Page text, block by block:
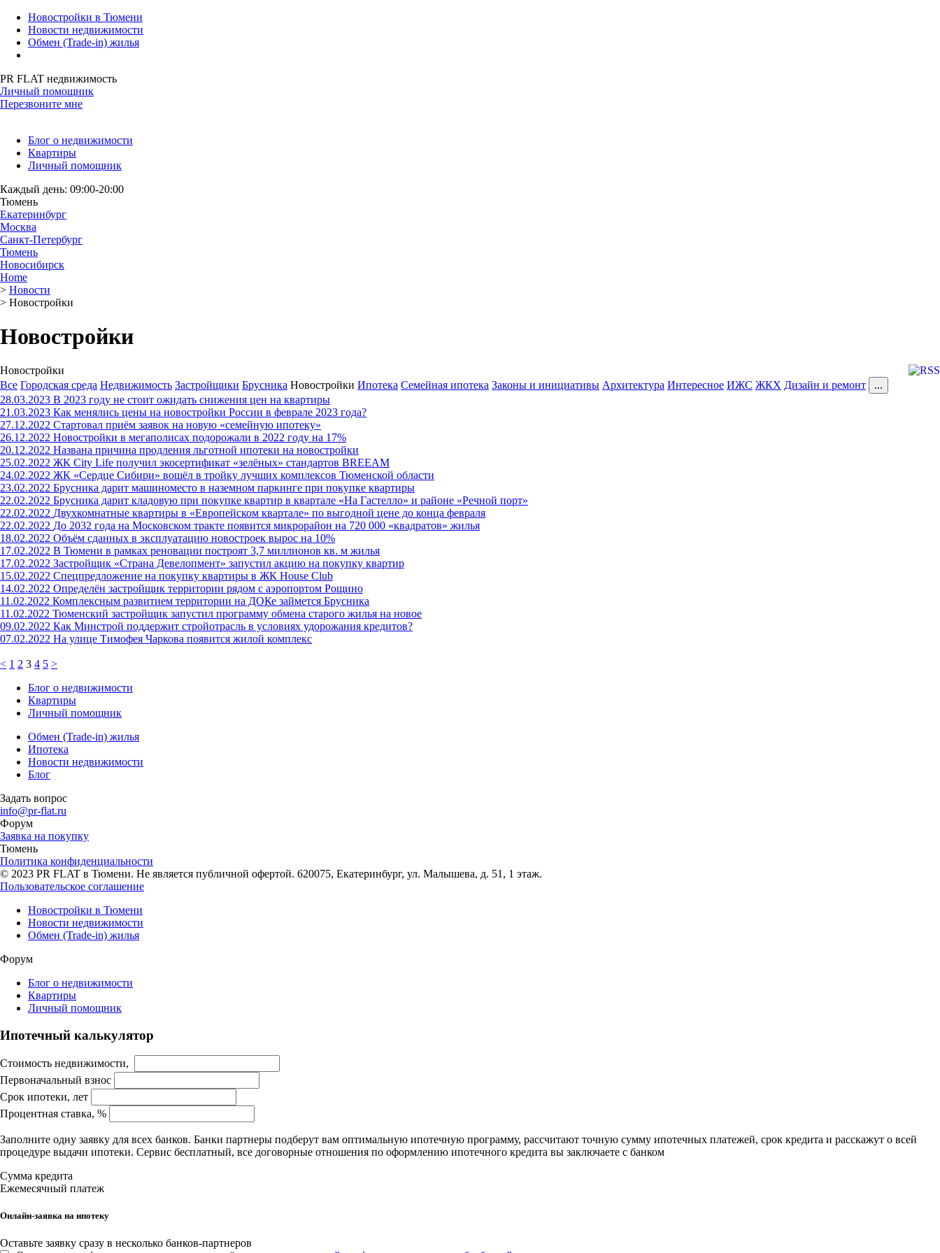
Новостройки в Тюмени
Новости недвижимости
Обмен (Trade-in) жилья
PR FLAT недвижимость
Личный помощник
Перезвоните мне
Блог о недвижимости
Квартиры
Личный помощник
Каждый день: 09:00-20:00
Тюмень
Екатеринбург
Москва
Санкт-Петербург
Тюмень
Новосибирск
Home
> Новости
> Новостройки
Новостройки
Новостройки
Все Городская среда Недвижимость Застройщики Брусника Новостройки Ипотека Семейная ипотека Законы и инициативы Архитектура Интересное ИЖС ЖКХ Дизайн и ремонт
...
28.03.2023 В 2023 году не стоит ожидать снижения цен на квартиры
21.03.2023 Как менялись цены на новостройки России в феврале 2023 года?
27.12.2022 Стартовал приём заявок на новую «семейную ипотеку»
26.12.2022 Новостройки в мегаполисах подорожали в 2022 году на 17%
20.12.2022 Названа причина продления льготной ипотеки на новостройки
25.02.2022 ЖК City Life получил экосертификат «зелёных» стандартов BREEAM
24.02.2022 ЖК «Сердце Сибири» вошёл в тройку лучших комплексов Тюменской области
23.02.2022 Брусника дарит машиноместо в наземном паркинге при покупке квартиры
22.02.2022 Брусника дарит кладовую при покупке квартир в квартале «На Гастелло» и районе «Речной порт»
22.02.2022 Двухкомнатные квартиры в «Европейском квартале» по выгодной цене до конца февраля
22.02.2022 До 2032 года на Московском тракте появится микрорайон на 720 000 «квадратов» жилья
18.02.2022 Объём сданных в эксплуатацию новостроек вырос на 10%
17.02.2022 В Тюмени в рамках реновации построят 3,7 миллионов кв. м жилья
17.02.2022 Застройщик «Страна Девелопмент» запустил акцию на покупку квартир
15.02.2022 Спецпредложение на покупку квартиры в ЖК House Club
14.02.2022 Определён застройщик территории рядом с аэропортом Рощино
11.02.2022 Комплексным развитием территории на ДОКе займется Брусника
11.02.2022 Тюменский застройщик запустил программу обмена старого жилья на новое
09.02.2022 Как Минстрой поддержит стройотрасль в условиях удорожания кредитов?
07.02.2022 На улице Тимофея Чаркова появится жилой комплекс
< 1 2 3 4 5 >
Блог о недвижимости
Квартиры
Личный помощник
Обмен (Trade-in) жилья
Ипотека
Новости недвижимости
Блог
Задать вопрос
info@pr-flat.ru
Форум
Заявка на покупку
Тюмень
Политика конфиденциальности
© 2023 PR FLAT в Тюмени. Не является публичной офертой. 620075, Екатеринбург, ул. Малышева, д. 51, 1 этаж.
Пользовательское соглашение
Новостройки в Тюмени
Новости недвижимости
Обмен (Trade-in) жилья
Форум
Блог о недвижимости
Квартиры
Личный помощник
Ипотечный калькулятор
Стоимость недвижимости,
Первоначальный взнос
Срок ипотеки, лет
Процентная ставка, %
Заполните одну заявку для всех банков. Банки партнеры подберут вам оптимальную ипотечную программу, рассчитают точную сумму ипотечных платежей, срок кредита и расскажут о всей
процедуре выдачи ипотеки. Сервис бесплатный, все договорные отношения по оформлению ипотечного кредита вы заключаете с банком
Сумма кредита
Ежемесячный платеж
Онлайн-заявка на ипотеку
Оставьте заявку сразу в несколько банков-партнеров